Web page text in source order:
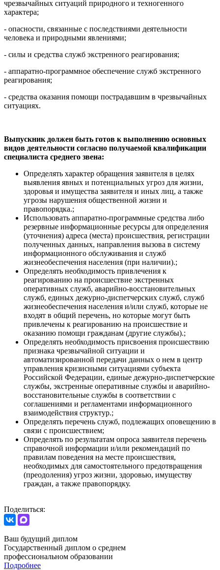
чрезвычайных ситуаций природного и техногенного
характера;
- опасности, связанные с последствиями деятельности
человека и природными явлениями;
- силы и средства служб экстренного реагирования;
- аппаратно-программное обеспечение служб экстренного
реагирования;
- средства оказания помощи пострадавшим в чрезвычайных
ситуациях.
Выпускник должен быть готов к выполнению основных
видов деятельности согласно получаемой квалификации
специалиста среднего звена:
Определять характер обращения заявителя в целях
выявления явных и потенциальных угроз для жизни,
здоровья и имущества заявителя и иных лиц, а также
угрозы нарушения общественной жизни и
правопорядка.;
Использовать аппаратно-программные средства либо
резервные информационные ресурсы для определения
(уточнения) адреса (места) происшествия, регистрации
полученных данных, направления вызова в систему
информационного обслуживания и служб
жизнеобеспечения населения (при наличии).;
Определять необходимость привлечения к
реагированию на происшествие экстренных
оперативных служб, аварийно-восстановительных
служб, единых дежурно-диспетчерских служб, служб
жизнеобеспечения населения и/или служб, которые не
входят в общий перечень, но которые могут быть
привлечены к реагированию на происшествие и
оказанию помощи гражданам (другие службы).;
Определять необходимость присвоения происшествию
признака чрезвычайной ситуации и
автоматизированной передачи данных о нем в центр
управления кризисными ситуациями субъекта
Российской Федерации, единые дежурно-диспетчерские
службы, экстренные оперативные службы и аварийно-
восстановительные службы в соответствии с
соглашениями и регламентами информационного
взаимодействия структур.;
Определять перечень служб, подлежащих оповещению в
связи с происшествием;
Определять по результатам опроса заявителя перечень
справочной информации и/или рекомендаций по
правилам поведения на месте происшествия,
необходимых для самостоятельного предотвращения
(преодоления) угроз жизни, здоровью, имуществу
граждан, а также правопорядку.
Поделиться:
Ваш будущий диплом
Государственный диплом о среднем
профессиональном образовании
Подробнее